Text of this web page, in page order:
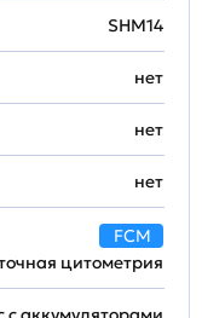
SHM14
нет
нет
нет
FCM
цитометрия